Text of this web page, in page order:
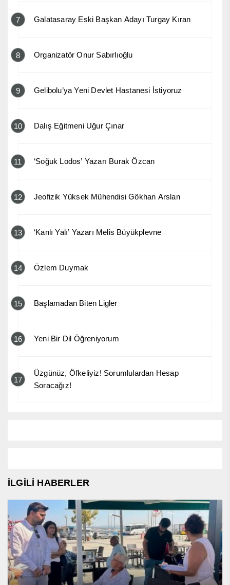
7 Galatasaray Eski Başkan Adayı Turgay Kıran
8 Organizatör Onur Sabırlıoğlu
9 Gelibolu’ya Yeni Devlet Hastanesi İstiyoruz
10 Dalış Eğitmeni Uğur Çınar
11 ‘Soğuk Lodos’ Yazarı Burak Özcan
12 Jeofizik Yüksek Mühendisi Gökhan Arslan
13 ‘Kanlı Yalı’ Yazarı Melis Büyükplevne
14 Özlem Duymak
15 Başlamadan Biten Ligler
16 Yeni Bir Dil Öğreniyorum
17
Üzgünüz, Öfkeliyiz! Sorumlulardan Hesap
Soracağız!
İLGİLİ HABERLER